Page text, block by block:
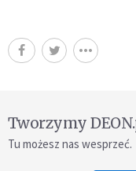
Tworzymy
Tu możesz nas wesprzeć.